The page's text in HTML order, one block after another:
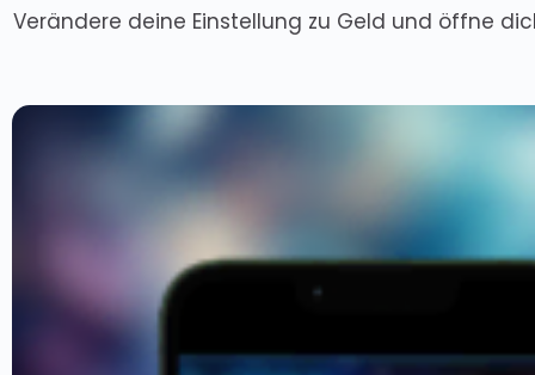
Verändere deine Einstellung zu Geld und öffne